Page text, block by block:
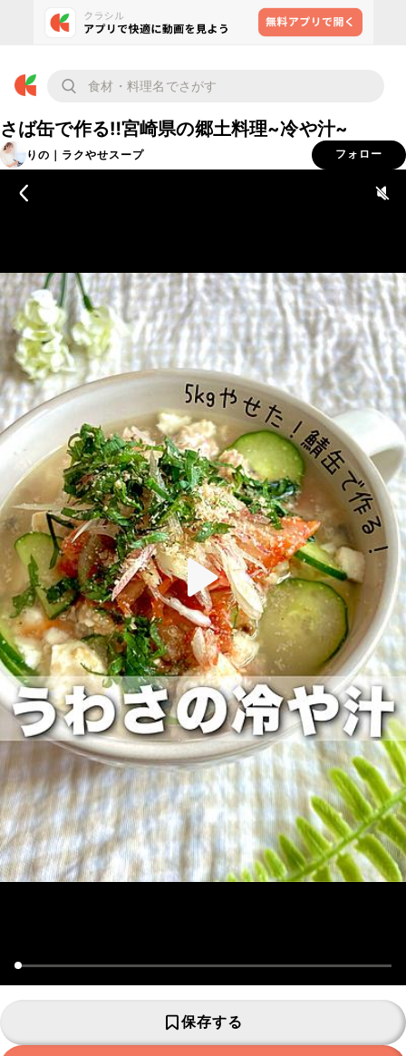
さば缶で作る‼︎宮崎県の郷土料理~冷や汁~
りの｜ラクやせスープ フォロー
保存する